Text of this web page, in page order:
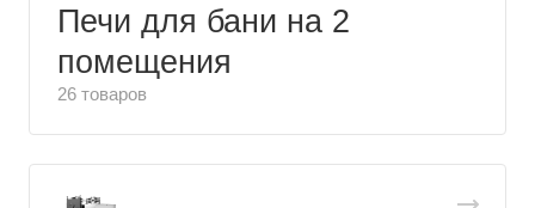
Печи для бани на 2
помещения
26 товаров